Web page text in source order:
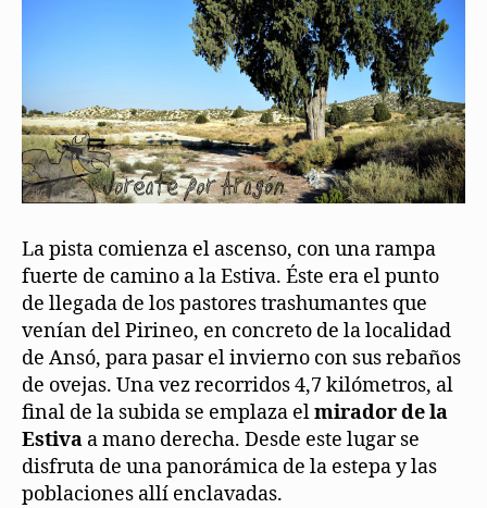
La pista comienza el ascenso, con una rampa
fuerte de camino a la Estiva. Éste era el punto
de llegada de los pastores trashumantes que
venían del Pirineo, en concreto de la localidad
de Ansó, para pasar el invierno con sus rebaños
de ovejas. Una vez recorridos 4,7 kilómetros, al
final de la subida se emplaza elmirador de la
Estiva a mano derecha. Desde este lugar se
disfruta de una panorámica de la estepa y las
poblaciones allí enclavadas.